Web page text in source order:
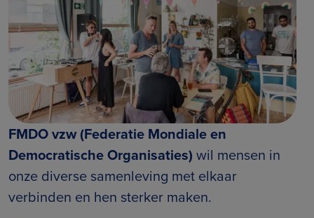
FMDO vzw (Federatie Mondiale en
Democratische Organisaties) wil mensen in
onze diverse samenleving met elkaar
verbinden en hen sterker maken.